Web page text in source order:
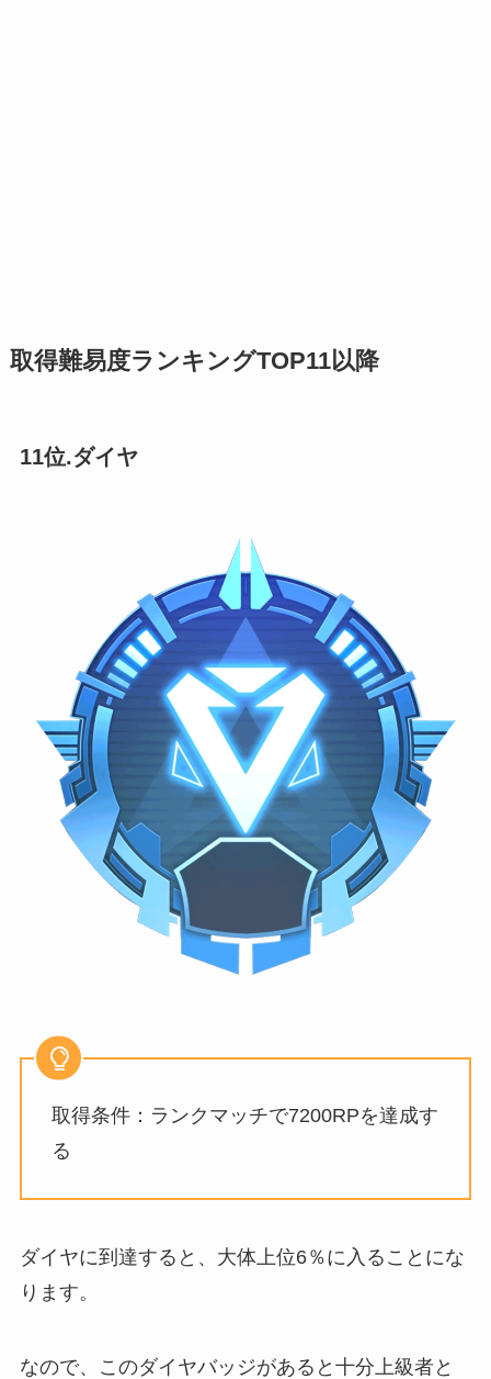
取得難易度ランキングTOP11以降
11位.ダイヤ
取得条件：ランクマッチで7200RPを達成す
る
ダイヤに到達すると、大体上位6％に入ることにな
ります。
なので、このダイヤバッジがあると十分上級者と